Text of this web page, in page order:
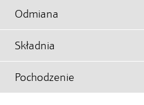
Odmiana
Składnia
Pochodzenie